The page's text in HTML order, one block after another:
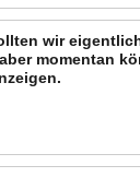
wir
momentan